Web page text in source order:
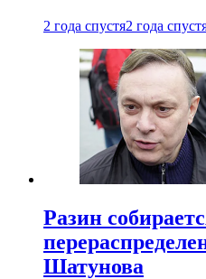
2 года спустя2 года
Разин
Шатунова